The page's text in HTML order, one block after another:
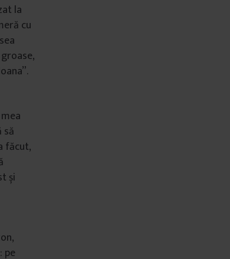
la
cu
să
făcut,
și
pe